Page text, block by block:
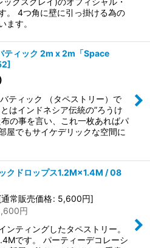
。 4つ角に壁に引っ掛ける為の
ます。
ティック 2m x 2m「Space
]
ティック （タペストリー）で
はインドネシア伝統の”ろうけ
の事を言い、これ一枚あればパ
屋でもサイケデリックな空間に
クドロップス1.2M×1.4M / 08
通常販売価格: 5,600円]
円
ンティングしたタペストリー。
です。 パーティーデコレーシ